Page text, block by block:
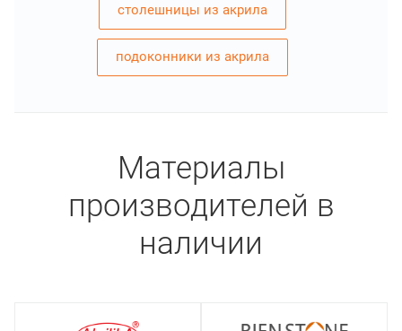
столешницы из акрила
подоконники из акрила
Материалы
производителей в
наличии